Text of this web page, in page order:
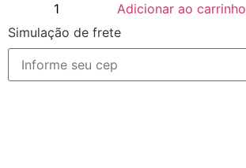
Adicionar ao carrinho
Simulação de frete